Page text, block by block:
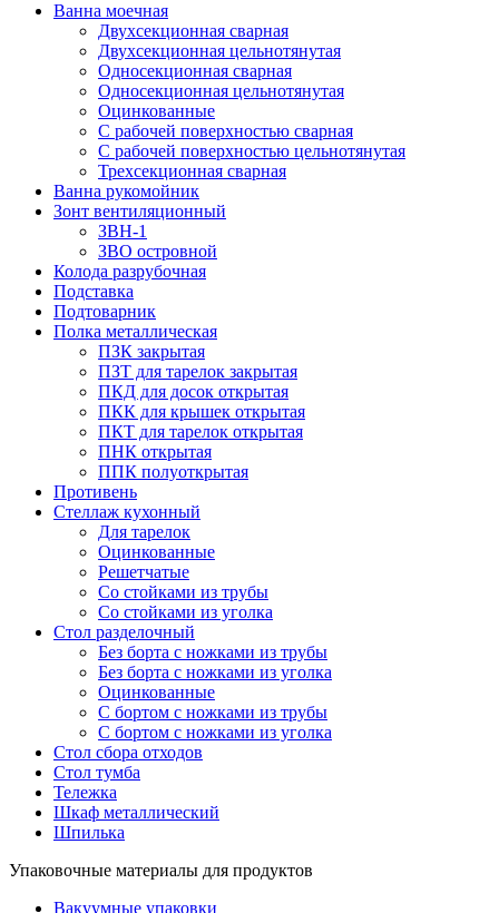
Ванна моечная
Двухсекционная сварная
Двухсекционная цельнотянутая
Односекционная сварная
Односекционная цельнотянутая
Оцинкованные
С рабочей поверхностью сварная
С рабочей поверхностью цельнотянутая
Трехсекционная сварная
Ванна рукомойник
Зонт вентиляционный
ЗВН-1
ЗВО островной
Колода разрубочная
Подставка
Подтоварник
Полка металлическая
ПЗК закрытая
ПЗТ для тарелок закрытая
ПКД для досок открытая
ПКК для крышек открытая
ПКТ для тарелок открытая
ПНК открытая
ППК полуоткрытая
Противень
Стеллаж кухонный
Для тарелок
Оцинкованные
Решетчатые
Со стойками из трубы
Со стойками из уголка
Стол разделочный
Без борта с ножками из трубы
Без борта с ножками из уголка
Оцинкованные
С бортом с ножками из трубы
С бортом с ножками из уголка
Стол сбора отходов
Стол тумба
Тележка
Шкаф металлический
Шпилька
Упаковочные материалы для продуктов
Вакуумные упаковки